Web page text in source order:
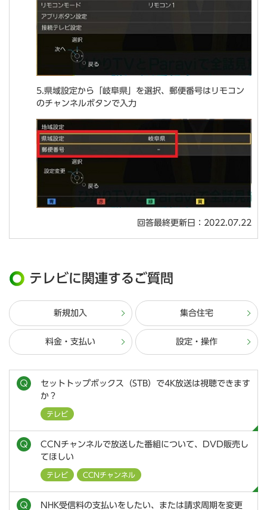
5.県域設定から「岐阜県」を選択、郵便番号はリモコン
のチャンネルボタンで入力
回答最終更新日：2022.07.22
テレビに関連するご質問
新規加入 集合住宅
料金・支払い 設定・操作
セットトップボックス（STB）で4K放送は視聴できます
か？
テレビ
CCNチャンネルで放送した番組について、DVD販売し
てほしい
テレビ CCNチャンネル
NHK受信料の支払いをしたい、または請求周期を変更